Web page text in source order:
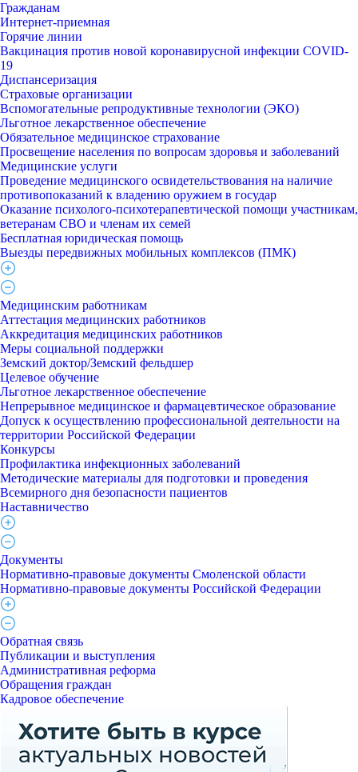
Гражданам
Интернет-приемная
Горячие линии
Вакцинация против новой коронавирусной инфекции COVID-
19
Диспансеризация
Страховые организации
Вспомогательные репродуктивные технологии (ЭКО)
Льготное лекарственное обеспечение
Обязательное медицинское страхование
Просвещение населения по вопросам здоровья и заболеваний
Медицинские услуги
Проведение медицинского освидетельствования на наличие
противопоказаний к владению оружием в государ
Оказание психолого-психотерапевтической помощи участникам,
ветеранам СВО и членам их семей
Бесплатная юридическая помощь
Выезды передвижных мобильных комплексов (ПМК)
Медицинским работникам
Аттестация медицинских работников
Аккредитация медицинских работников
Меры социальной поддержки
Земский доктор/Земский фельдшер
Целевое обучение
Льготное лекарственное обеспечение
Непрерывное медицинское и фармацевтическое образование
Допуск к осуществлению профессиональной деятельности на
территории Российской Федерации
Конкурсы
Профилактика инфекционных заболеваний
Методические материалы для подготовки и проведения
Всемирного дня безопасности пациентов
Наставничество
Документы
Нормативно-правовые документы Смоленской области
Нормативно-правовые документы Российской Федерации
Обратная связь
Публикации и выступления
Административная реформа
Обращения граждан
Кадровое обеспечение